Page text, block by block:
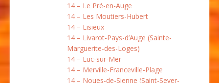
14 – Le Pré-en-Auge
14 – Les Moutiers-Hubert
14 – Lisieux
14 – Livarot-Pays-d’Auge (Sainte-
Marguerite-des-Loges)
14 – Luc-sur-Mer
14 – Merville-Franceville-Plage
14 – Noues-de-Sienne (Saint-Sever-